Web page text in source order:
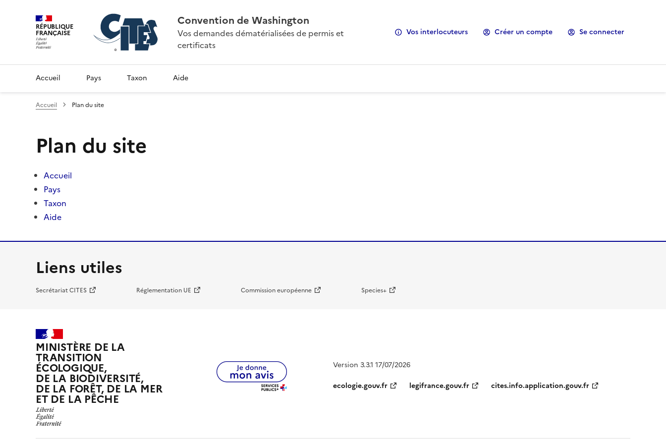
RÉPUBLIQUE
FRANÇAISE
Convention de Washington
Vos demandes dématérialisées de permis et
certificats
Vos interlocuteurs Créer un compte Se connecter
Accueil Pays Taxon Aide
Accueil Plan du site
Plan du site
Accueil
Pays
Taxon
Aide
Liens utiles
Secrétariat CITES Réglementation UE Commission européenne Species+
MINISTÈRE DE LA
TRANSITION
ÉCOLOGIQUE,
DE LA BIODIVERSITÉ,
DE LA FORÊT, DE LA MER
ET DE LA PÊCHE
Version 3.3.1 17/07/2026
ecologie.gouv.fr
legifrance.gouv.fr cites.info.application.gouv.fr